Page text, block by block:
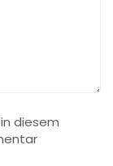
diesem